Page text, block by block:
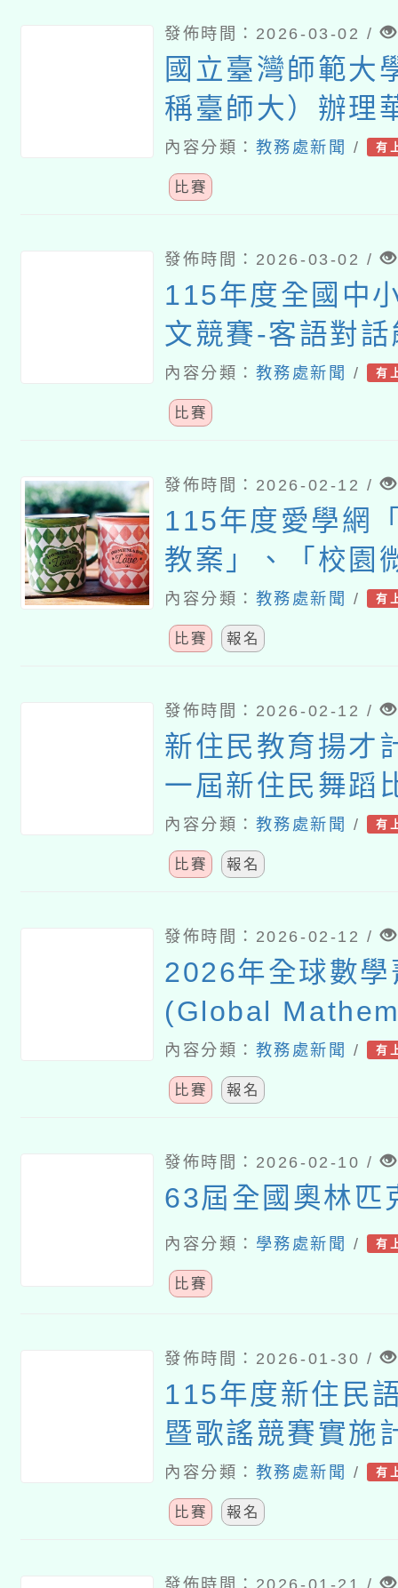
發佈時間：2026-03-02 /
國立臺灣師範大
稱臺師大）辦理
文競技與創意設
─2026第七屆桃
內容分類： 教務處新聞 / 有
比賽
發佈時間：2026-03-02 /
115年度全國中
文競賽-客語對
內容分類： 教務處新聞 / 有
比賽
發佈時間：2026-02-12 /
115年度愛學網
教案」、「校園
「看影片說故事
賽活動
內容分類： 教務處新聞 / 有
比賽 報名
發佈時間：2026-02-12 /
新住民教育揚才
一屆新住民舞蹈
內容分類： 教務處新聞 / 有
比賽 報名
發佈時間：2026-02-12 /
2026年全球數學
(Global
Competition，
初賽
內容分類： 教務處新聞 / 有
比賽 報名
發佈時間：2026-02-10 /
63屆全國奧林匹
內容分類： 學務處新聞 / 有
比賽
發佈時間：2026-01-30 /
115年度新住民
暨歌謠競賽實施
內容分類： 教務處新聞 / 有
比賽 報名
發佈時間：2026-01-21 /